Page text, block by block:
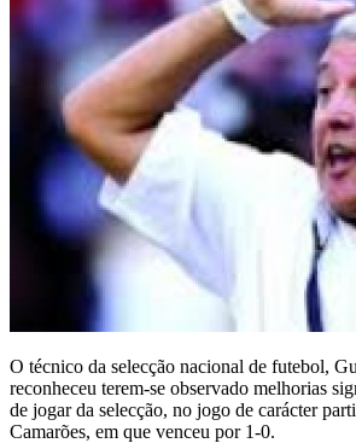
O técnico da selecção nacional de futebol,
reconheceu terem-se observado melhorias
de jogar da selecção, no jogo de carácter
Camarões, em que venceu por 1-0.